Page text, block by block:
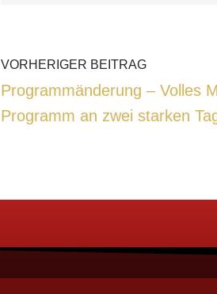
VORHERIGER BEITRAG
Programmänderung – Volles
Programm an zwei starken